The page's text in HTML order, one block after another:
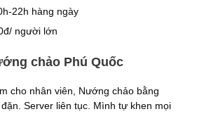
22h hàng ngày
người lớn
chảo Phú Quốc
cho nhân viên, Nướng chảo bằng
Server liên tục. Mình tự khen mọi